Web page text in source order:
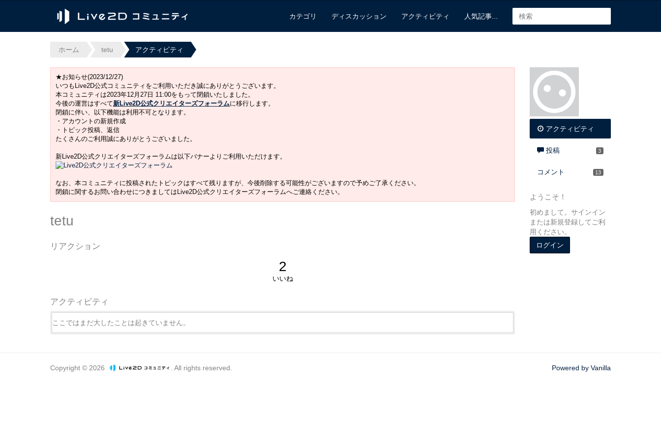
カテゴリ ディスカッション アクティビティ 人気記事...
ホーム tetu アクティビティ
★お知らせ(2023/12/27)
いつもLive2D公式コミュニティをご利用いただき誠にありがとうございます。
本コミュニティは2023年12月27日 11:00をもって閉鎖いたしました。
今後の運営はすべて新Live2D公式クリエイターズフォーラムに移行します。
閉鎖に伴い、以下機能は利用不可となります。
・アカウントの新規作成
・トピック投稿、返信
たくさんのご利用誠にありがとうございました。
新Live2D公式クリエイターズフォーラムは以下バナーよりご利用いただけます。
なお、本コミュニティに投稿されたトピックはすべて残りますが、今後削除する可能性がございますので予めご了承ください。
閉鎖に関するお問い合わせにつきましてはLive2D公式クリエイターズフォーラムへご連絡ください。
tetu
リアクション
2
いいね
アクティビティ
ここではまだ大したことは起きていません。
アクティビティ
投稿 3
コメント 13
ようこそ！
初めまして。サインイン
または新規登録してご利
用ください。
ログイン
Copyright © 2026 . All rights reserved. Powered by Vanilla